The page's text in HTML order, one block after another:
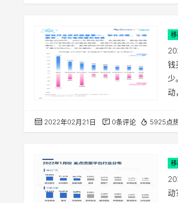
篇
钱
少
动
易
2022年02月21日 0条评论 5925点
动